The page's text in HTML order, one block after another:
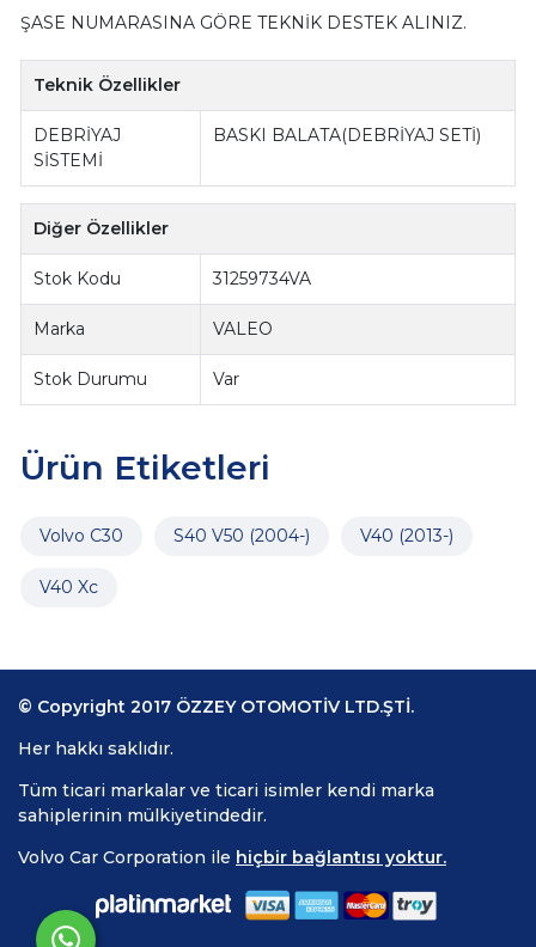
ŞASE NUMARASINA GÖRE TEKNİK DESTEK ALINIZ.
Teknik Özellikler
DEBRİYAJ
SİSTEMİ
BASKI BALATA(DEBRİYAJ SETİ)
Diğer Özellikler
Stok Kodu 31259734VA
Marka VALEO
Stok Durumu Var
Ürün Etiketleri
Volvo C30 S40 V50 (2004-) V40 (2013-)
V40 Xc
© Copyright 2017 ÖZZEY OTOMOTİV LTD.ŞTİ.
Her hakkı saklıdır.
Tüm ticari markalar ve ticari isimler kendi marka
sahiplerinin mülkiyetindedir.
Volvo Car Corporation ile hiçbir bağlantısı yoktur.